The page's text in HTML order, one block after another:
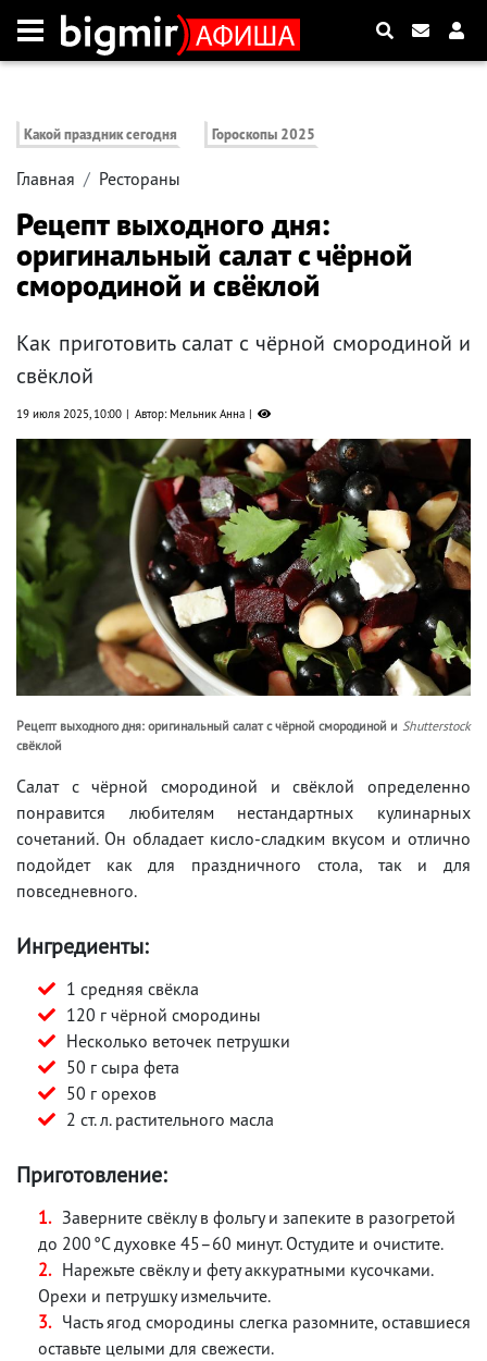
Какой праздник сегодня Гороскопы 2025
Главная Рестораны
Рецепт выходного дня:
оригинальный салат с чёрной
смородиной и свёклой
Как приготовить салат с чёрной смородиной и
свёклой
19 июля 2025, 10:00 Автор: Мельник Анна
Рецепт выходного дня: оригинальный салат с чёрной смородиной и
свёклой
Shutterstock
Салат с чёрной смородиной и свёклой определенно
понравится любителям нестандартных кулинарных
сочетаний. Он обладает кисло-сладким вкусом и отлично
подойдет как для праздничного стола, так и для
повседневного.
Ингредиенты:
1 средняя свёкла
120 г чёрной смородины
Несколько веточек петрушки
50 г сыра фета
50 г орехов
2 ст. л. растительного масла
Приготовление:
Заверните свёклу в фольгу и запеките в разогретой
до 200 °C духовке 45–60 минут. Остудите и очистите.
Нарежьте свёклу и фету аккуратными кусочками.
Орехи и петрушку измельчите.
Часть ягод смородины слегка разомните, оставшиеся
оставьте целыми для свежести.